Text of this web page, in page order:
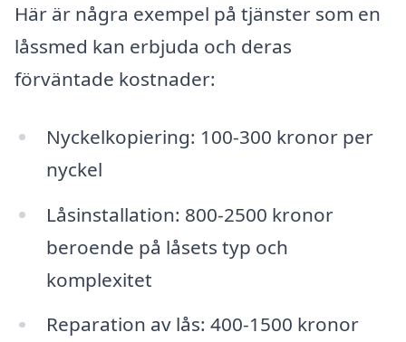
Här är några exempel på tjänster som en
låssmed kan erbjuda och deras
förväntade kostnader:
Nyckelkopiering: 100-300 kronor per
nyckel
Låsinstallation: 800-2500 kronor
beroende på låsets typ och
komplexitet
Reparation av lås: 400-1500 kronor